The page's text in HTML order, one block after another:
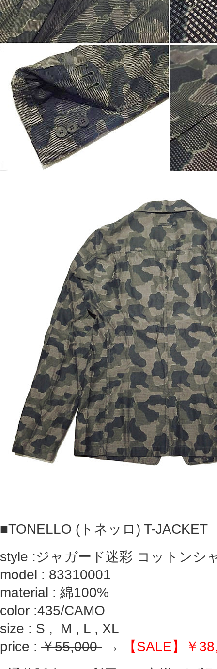
■TONELLO (トネッロ) T-JACKET
style :ジャガード迷彩 コットンシ
model : 83310001
material : 綿100%
color :435/CAMO
size : S , M , L , XL
price : ￥55,000- →
【SALE】￥